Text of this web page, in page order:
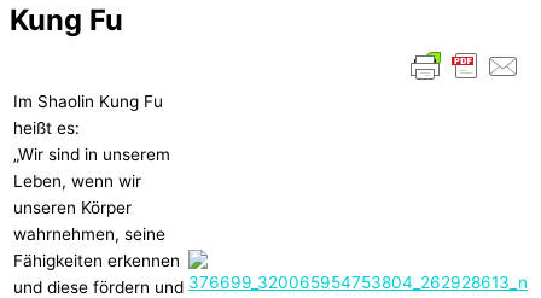
Kung Fu
Im Shaolin Kung Fu
heißt es:
„Wir sind in unserem
Leben, wenn wir
unseren Körper
wahrnehmen, seine
Fähigkeiten erkennen
und diese fördern und